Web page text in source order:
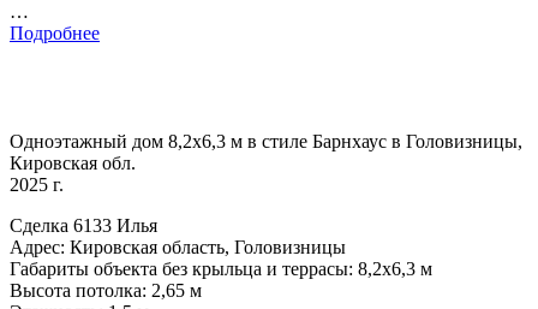
…
Подробнее
Одноэтажный дом 8,2х6,3 м в стиле Барнхаус в Головизницы,
Кировская обл.
2025 г.
Сделка 6133 Илья
Адрес: Кировская область, Головизницы
Габариты объекта без крыльца и террасы: 8,2х6,3 м
Высота потолка: 2,65 м